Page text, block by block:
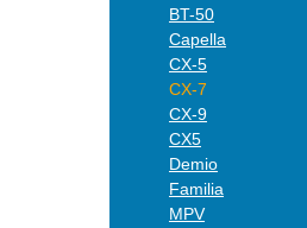
BT-50
Capella
CX-5
CX-7
CX-9
CX5
Demio
Familia
MPV